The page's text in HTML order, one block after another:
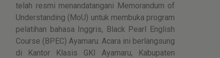
telah resmi menandatangani Memorandum of
Understanding (MoU) untuk membuka program
pelatihan bahasa Inggris, Black Pearl English
Course (BPEC) Ayamaru. Acara ini berlangsung
di Kantor Klasis GKI Ayamaru, Kabupaten